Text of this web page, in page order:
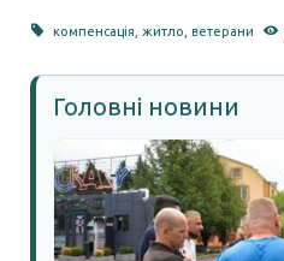
компенсація житло ,ветерани
Головні новини